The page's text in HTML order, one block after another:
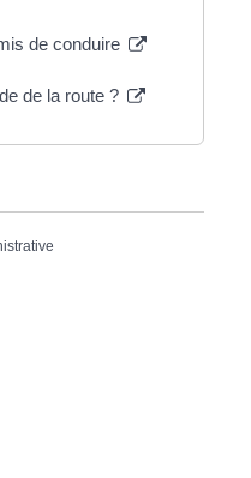
de conduire
de la route ?